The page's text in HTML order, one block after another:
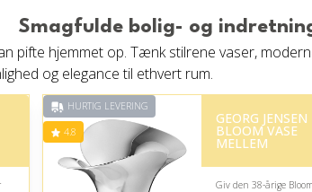
Smagfulde bolig- og
pifte hjemmet op. Tænk stilrene vaser,
og elegance til ethvert rum.
HURTIG LEVERING
4.8
GEORG JENSEN
BLOOM VASE
MELLEM
Giv den 38-årige Bloom